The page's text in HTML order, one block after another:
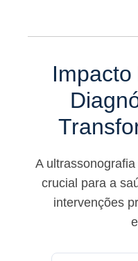
A
crucial para a
intervenções